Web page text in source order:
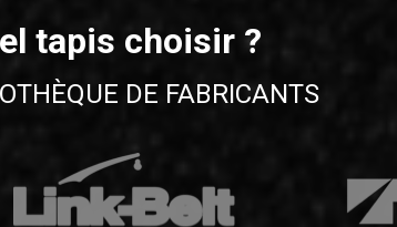
tapis choisir ?
DE FABRICANTS